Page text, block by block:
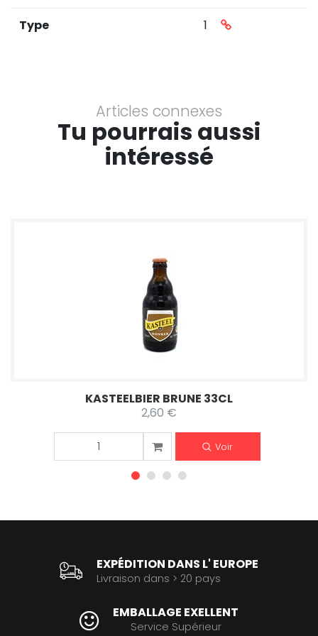
Type 1
Articles connexes
Tu pourrais aussi
intéressé
KASTEELBIER BRUNE 33CL
2,60 €
Voir
EXPÉDITION DANS L' EUROPE
Livraison dans > 20 pays
EMBALLAGE EXELLENT
Service Supérieur